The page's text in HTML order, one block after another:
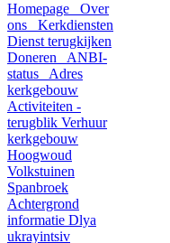
Homepage
Over
ons
Kerkdiensten
Dienst terugkijken
Doneren
ANBI-
status
Adres
kerkgebouw
Activiteiten -
terugblik Verhuur
kerkgebouw
Hoogwoud
Volkstuinen
Spanbroek
Achtergrond
informatie Dlya
ukrayintsiv